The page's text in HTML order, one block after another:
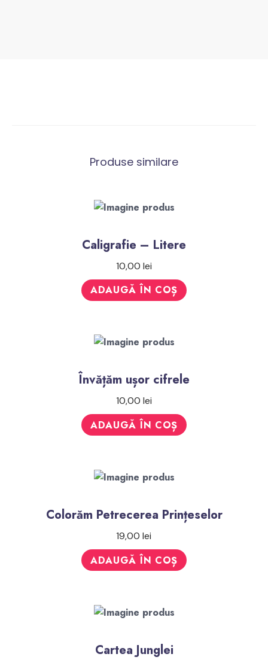
Produse similare
Caligrafie – Litere
10,00 lei
ADAUGĂ ÎN COȘ
Învățăm ușor cifrele
10,00 lei
ADAUGĂ ÎN COȘ
Colorăm Petrecerea Prințeselor
19,00lei
ADAUGĂ ÎN COȘ
Cartea Junglei